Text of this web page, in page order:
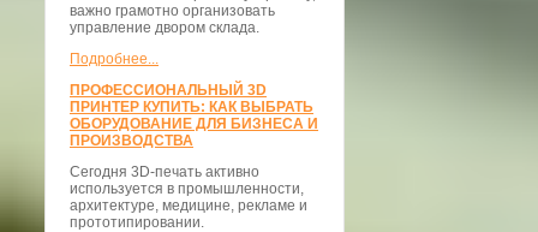
важно грамотно организовать
управление двором склада.
Подробнее...
ПРОФЕССИОНАЛЬНЫЙ 3D
ПРИНТЕР КУПИТЬ: КАК ВЫБРАТЬ
ОБОРУДОВАНИЕ ДЛЯ БИЗНЕСА И
ПРОИЗВОДСТВА
Сегодня 3D-печать активно
используется в промышленности,
архитектуре, медицине, рекламе и
прототипировании.